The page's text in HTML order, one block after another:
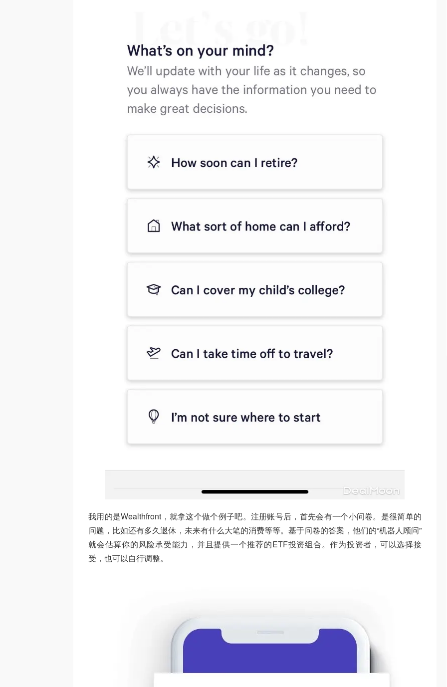
我用的是Wealthfront，就拿这个做个例子吧。注册账号后，首先会有一个小问卷。是很简单的
问题，比如还有多久退休，未来有什么大笔的消费等等。基于问卷的答案，他们的“机器人顾问”
就会估算你的风险承受能力，并且提供一个推荐的ETF投资组合。作为投资者，可以选择接
受，也可以自行调整。